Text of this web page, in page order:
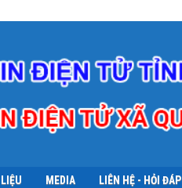
MEDIA LIÊN HỆ - HỎI ĐÁP